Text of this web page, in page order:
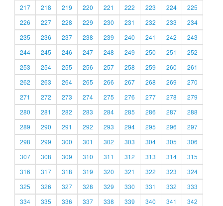
217
218 219 220 221 222 223 224
225
226
227 228 229 230 231 232 233
234
235
236 237 238 239 240 241 242
243
244
245 246 247 248 249 250 251
252
253
254 255 256 257 258 259 260
261
262
263 264 265 266 267 268 269
270
271
272 273 274 275 276 277 278
279
280
281 282 283 284 285 286 287
288
289
290 291 292 293 294 295 296
297
298
299 300 301 302 303 304 305
306
307
308 309 310 311 312 313 314
315
316
317 318 319 320 321 322 323
324
325
326 327 328 329 330 331 332
333
334
335 336 337 338 339 340 341 342